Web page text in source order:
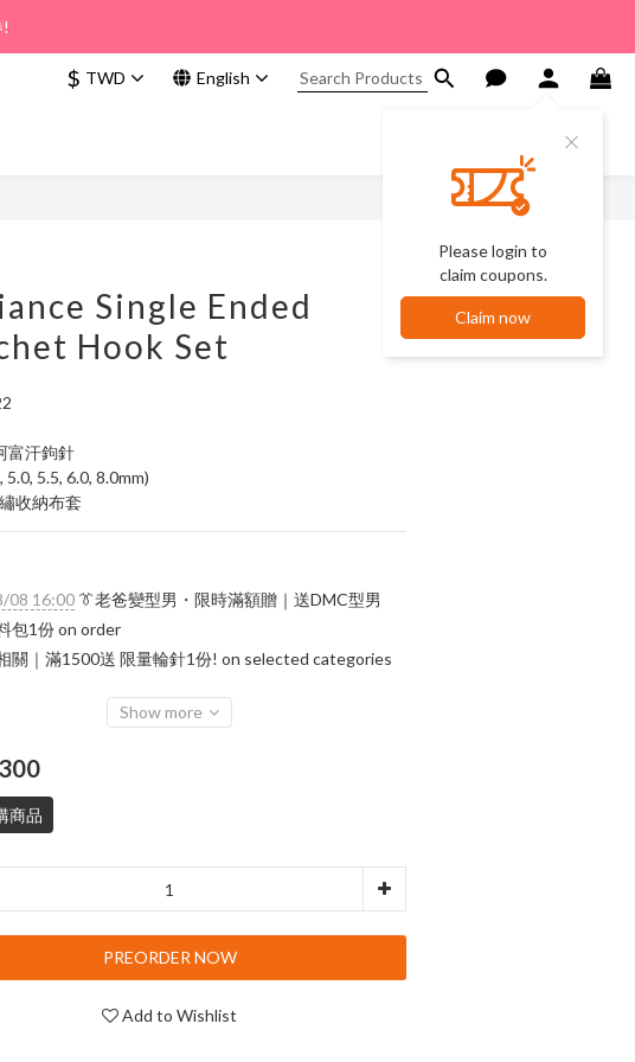
$ TWD English
Please login to
claim coupons.
Claim now
Single Ended
Hook Set
富汗鉤針
5.0, 5.5, 6.0, 8.0mm)
收納布套
08 16:00 👔老爸變型男・限時滿額贈｜送DMC型男
包1份 on order
關｜滿1500送 限量輪針1份! on selected categories
Show more
商品
PREORDER NOW
Add to Wishlist